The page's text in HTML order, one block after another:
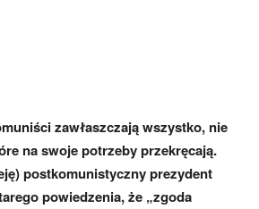
zawłaszczają wszystko, nie
na swoje potrzeby przekręcają.
postkomunistyczny prezydent
powiedzenia, że „zgoda